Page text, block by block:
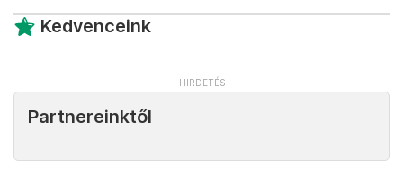
Kedvenceink
Partnereinktől